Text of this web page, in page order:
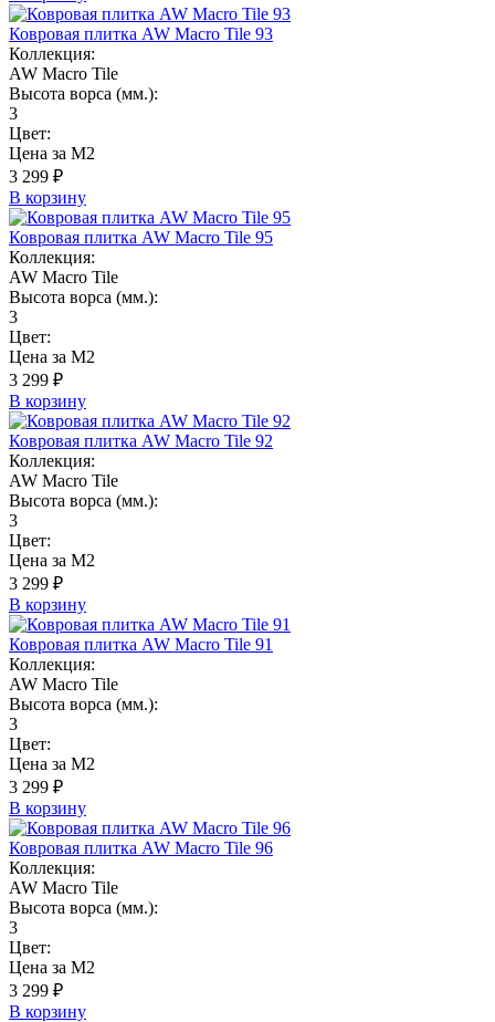
Ковровая плитка AW Macro Tile 93
Коллекция:
AW Macro Tile
Высота ворса (мм.):
3
Цвет:
Цена за М2
3 299 ₽
В корзину
Ковровая плитка AW Macro Tile 95
Коллекция:
AW Macro Tile
Высота ворса (мм.):
3
Цвет:
Цена за М2
3 299 ₽
В корзину
Ковровая плитка AW Macro Tile 92
Коллекция:
AW Macro Tile
Высота ворса (мм.):
3
Цвет:
Цена за М2
3 299 ₽
В корзину
Ковровая плитка AW Macro Tile 91
Коллекция:
AW Macro Tile
Высота ворса (мм.):
3
Цвет:
Цена за М2
3 299 ₽
В корзину
Ковровая плитка AW Macro Tile 96
Коллекция:
AW Macro Tile
Высота ворса (мм.):
3
Цвет:
Цена за М2
3 299 ₽
В корзину